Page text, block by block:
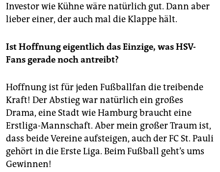
Investor wie Kühne wäre natürlich gut. Dann aber
lieber einer, der auch mal die Klappe hält.
Ist Hoffnung eigentlich das Einzige, was HSV-
Fans gerade noch antreibt?
Hoffnung ist für jeden Fußballfan die treibende
Kraft! Der Abstieg war natürlich ein großes
Drama, eine Stadt wie Hamburg braucht eine
Erstliga-Mannschaft. Aber mein großer Traum ist,
dass beide Vereine aufsteigen, auch der FC St. Pauli
gehört in die Erste Liga. Beim Fußball geht’s ums
Gewinnen!